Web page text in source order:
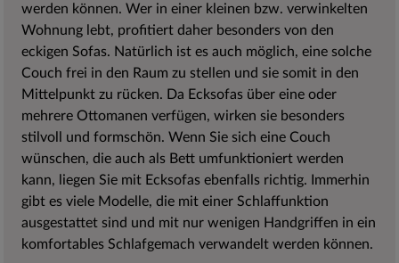
werden können. Wer in einer kleinen bzw. verwinkelten
Wohnung lebt, profitiert daher besonders von den
eckigen Sofas. Natürlich ist es auch möglich, eine solche
Couch frei in den Raum zu stellen und sie somit in den
Mittelpunkt zu rücken. Da Ecksofas über eine oder
mehrere Ottomanen verfügen, wirken sie besonders
stilvoll und formschön. Wenn Sie sich eine Couch
wünschen, die auch als Bett umfunktioniert werden
kann, liegen Sie mit Ecksofas ebenfalls richtig. Immerhin
gibt es viele Modelle, die mit einer Schlaffunktion
ausgestattet sind und mit nur wenigen Handgriffen in ein
komfortables Schlafgemach verwandelt werden können.